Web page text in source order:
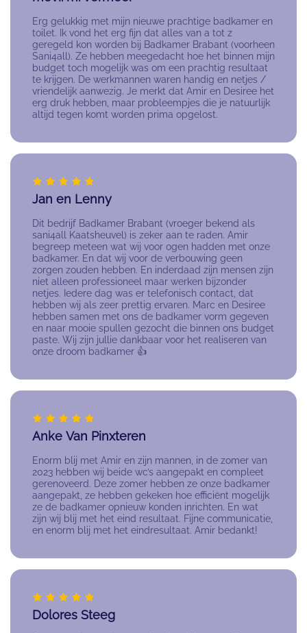
Erg gelukkig met mijn nieuwe prachtige badkamer en
toilet. Ik vond het erg fijn dat alles van a tot z
geregeld kon worden bij Badkamer Brabant (voorheen
Sani4all). Ze hebben meegedacht hoe het binnen mijn
budget toch mogelijk was om een prachtig resultaat
te krijgen. De werkmannen waren handig en netjes /
vriendelijk aanwezig. Je merkt dat Amir en Desiree het
erg druk hebben, maar probleempjes die je natuurlijk
altijd tegen komt worden prima opgelost.
Jan en Lenny
Dit bedrijf Badkamer Brabant (vroeger bekend als
sani4all Kaatsheuvel) is zeker aan te raden. Amir
begreep meteen wat wij voor ogen hadden met onze
badkamer. En dat wij voor de verbouwing geen
zorgen zouden hebben. En inderdaad zijn mensen zijn
niet alleen professioneel maar werken bijzonder
netjes. Iedere dag was er telefonisch contact, dat
hebben wij als zeer prettig ervaren. Marc en Desiree
hebben samen met ons de badkamer vorm gegeven
en naar mooie spullen gezocht die binnen ons budget
paste. Wij zijn jullie dankbaar voor het realiseren van
onze droom badkamer 👍
Anke Van Pinxteren
Enorm blij met Amir en zijn mannen, in de zomer van
2023 hebben wij beide wc’s aangepakt en compleet
gerenoveerd. Deze zomer hebben ze onze badkamer
aangepakt, ze hebben gekeken hoe efficiënt mogelijk
ze de badkamer opnieuw konden inrichten. En wat
zijn wij blij met het eind resultaat. Fijne communicatie,
en enorm blij met het eindresultaat. Amir bedankt!
Dolores Steeg